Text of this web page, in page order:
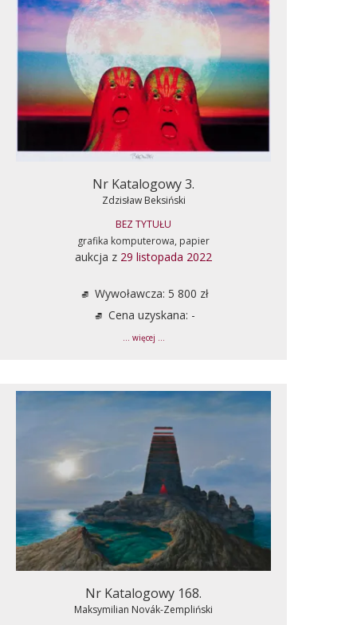
Nr Katalogowy 3.
Zdzisław Beksiński
BEZ TYTUŁU
grafika komputerowa, papier
aukcja z 29 listopada 2022
Wywoławcza: 5 800 zł
Cena uzyskana: -
... więcej ...
Nr Katalogowy 168.
Maksymilian Novák-Zempliński